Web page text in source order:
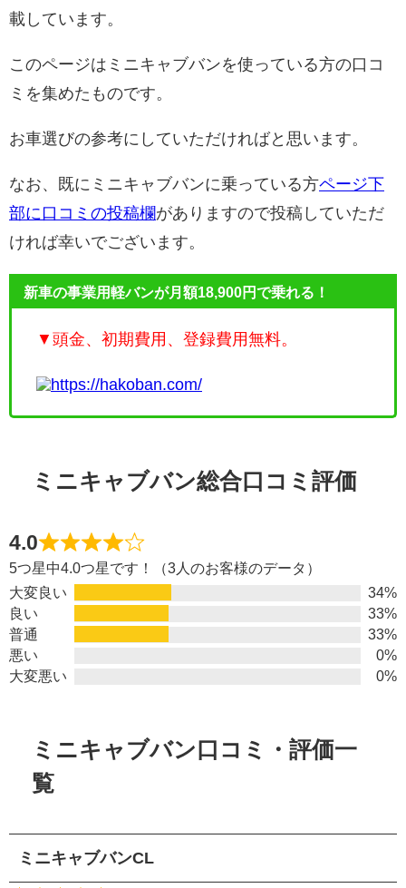
載しています。
このページはミニキャブバンを使っている方の口コ
ミを集めたものです。
お車選びの参考にしていただければと思います。
なお、既にミニキャブバンに乗っている方ページ下
部に口コミの投稿欄がありますので投稿していただ
ければ幸いでございます。
新車の事業用軽バンが月額18,900円で乗れる！
▼頭金、初期費用、登録費用無料。
https://hakoban.com/
ミニキャブバン総合口コミ評価
4.0
5つ星中4.0つ星です！（3人のお客様のデータ）
大変良い
34%
良い
33%
普通
33%
悪い
0%
大変悪い
0%
ミニキャブバン口コミ・評価一
覧
ミニキャブバンCL